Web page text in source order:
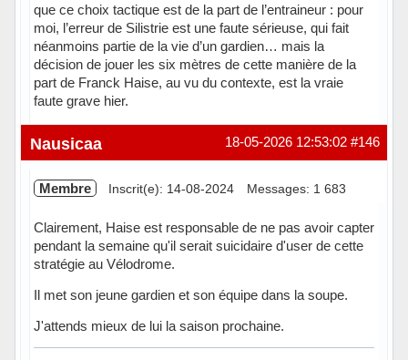
que ce choix tactique est de la part de l’entraineur : pour
moi, l’erreur de Silistrie est une faute sérieuse, qui fait
néanmoins partie de la vie d’un gardien… mais la
décision de jouer les six mètres de cette manière de la
part de Franck Haise, au vu du contexte, est la vraie
faute grave hier.
Hors ligne #146
18-05-2026 12:53:02
Nausicaa
Membre Inscrit(e): 14-08-2024 Messages: 1 683
Clairement, Haise est responsable de ne pas avoir capter
pendant la semaine qu'il serait suicidaire d'user de cette
stratégie au Vélodrome.
Il met son jeune gardien et son équipe dans la soupe.
J'attends mieux de lui la saison prochaine.